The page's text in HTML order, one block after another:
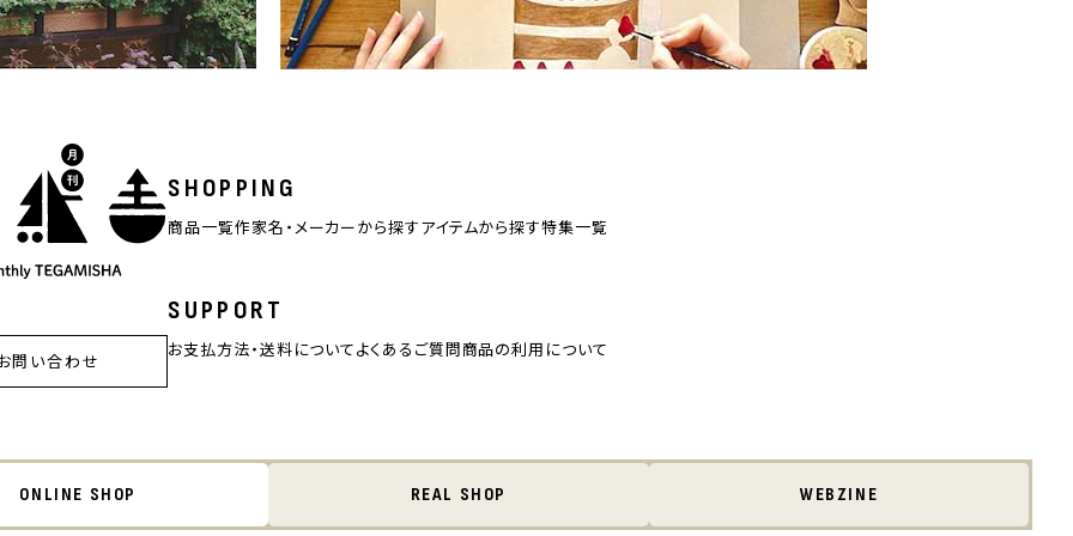
SHOPPING
商品一覧作家名・メーカーから探すアイテムから探す特集一覧
SUPPORT
お支払方法・送料についてよくあるご質問商品の利用について
問い合わせ
ONLINE SHOP REAL SHOP WEBZINE